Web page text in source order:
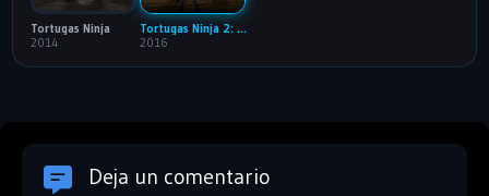
Tortugas Ninja
2014
Tortugas Ninja 2: Fuera de las Sombras
2016
Deja un comentario